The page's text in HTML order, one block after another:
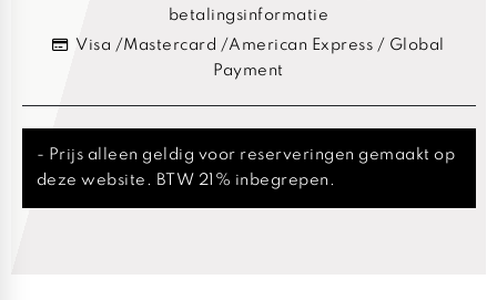
betalingsinformatie
Visa /Mastercard /American Express / Global
Payment
- Prijs alleen geldig voor reserveringen gemaakt op
deze website. BTW 21% inbegrepen.